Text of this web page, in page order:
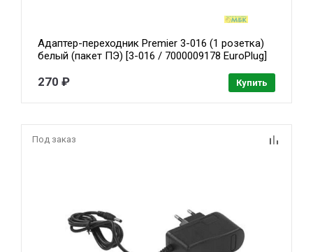
Адаптер-переходник Premier 3-016 (1 розетка)
белый (пакет ПЭ) [3-016 / 7000009178 EuroPlug]
270 ₽ Купить
Под заказ